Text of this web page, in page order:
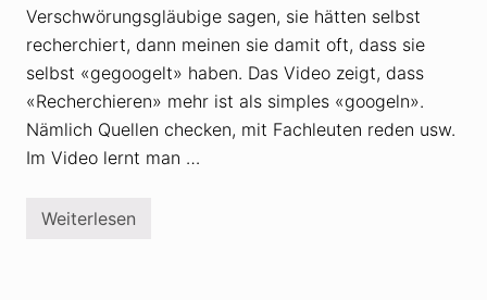
Verschwörungsgläubige sagen, sie hätten selbst
recherchiert, dann meinen sie damit oft, dass sie
selbst «gegoogelt» haben. Das Video zeigt, dass
«Recherchieren» mehr ist als simples «googeln».
Nämlich Quellen checken, mit Fachleuten reden usw.
Im Video lernt man …
M
Weiterlesen